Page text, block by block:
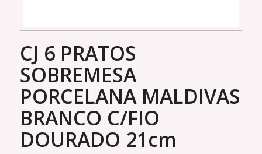
CJ 6 PRATOS
SOBREMESA
PORCELANA MALDIVAS
BRANCO C/FIO
DOURADO 21cm